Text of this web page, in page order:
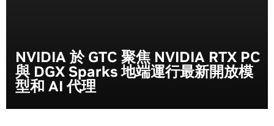
NVIDIA 於 GTC 聚焦 NVIDIA RTX PC
與 DGX Sparks 地端運行最新開放模
型和 AI 代理